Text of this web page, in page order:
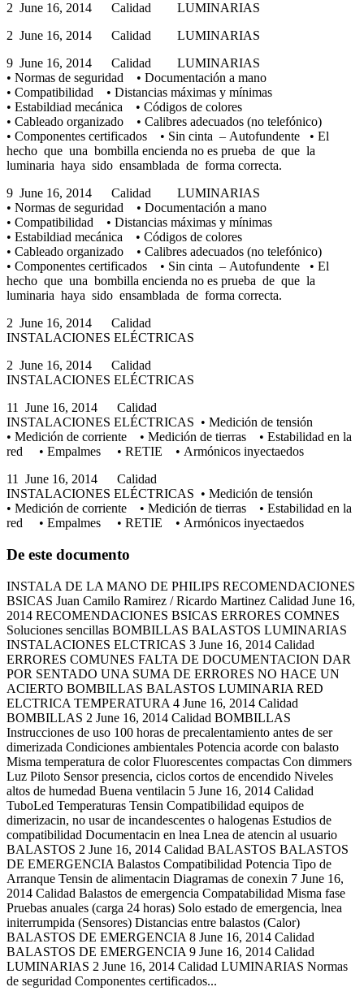
2 June 16, 2014 Calidad LUMINARIAS
2 June 16, 2014 Calidad LUMINARIAS
9 June 16, 2014 Calidad LUMINARIAS
• Normas de seguridad • Documentación a mano
• Compatibilidad • Distancias máximas y mínimas
• Estabildiad mecánica • Códigos de colores
• Cableado organizado • Calibres adecuados (no telefónico)
• Componentes certificados • Sin cinta – Autofundente • El
hecho que una bombilla encienda no es prueba de que la
luminaria haya sido ensamblada de forma correcta.
9 June 16, 2014 Calidad LUMINARIAS
• Normas de seguridad • Documentación a mano
• Compatibilidad • Distancias máximas y mínimas
• Estabildiad mecánica • Códigos de colores
• Cableado organizado • Calibres adecuados (no telefónico)
• Componentes certificados • Sin cinta – Autofundente • El
hecho que una bombilla encienda no es prueba de que la
luminaria haya sido ensamblada de forma correcta.
2 June 16, 2014 Calidad
INSTALACIONES ELÉCTRICAS
2 June 16, 2014 Calidad
INSTALACIONES ELÉCTRICAS
11 June 16, 2014 Calidad
INSTALACIONES ELÉCTRICAS • Medición de tensión
• Medición de corriente • Medición de tierras • Estabilidad en la
red • Empalmes • RETIE • Armónicos inyectaedos
11 June 16, 2014 Calidad
INSTALACIONES ELÉCTRICAS • Medición de tensión
• Medición de corriente • Medición de tierras • Estabilidad en la
red • Empalmes • RETIE • Armónicos inyectaedos
De este documento
INSTALA DE LA MANO DE PHILIPS RECOMENDACIONES
BSICAS Juan Camilo Ramirez / Ricardo Martinez Calidad June 16,
2014 RECOMENDACIONES BSICAS ERRORES COMNES
Soluciones sencillas BOMBILLAS BALASTOS LUMINARIAS
INSTALACIONES ELCTRICAS 3 June 16, 2014 Calidad
ERRORES COMUNES FALTA DE DOCUMENTACION DAR
POR SENTADO UNA SUMA DE ERRORES NO HACE UN
ACIERTO BOMBILLAS BALASTOS LUMINARIA RED
ELCTRICA TEMPERATURA 4 June 16, 2014 Calidad
BOMBILLAS 2 June 16, 2014 Calidad BOMBILLAS
Instrucciones de uso 100 horas de precalentamiento antes de ser
dimerizada Condiciones ambientales Potencia acorde con balasto
Misma temperatura de color Fluorescentes compactas Con dimmers
Luz Piloto Sensor presencia, ciclos cortos de encendido Niveles
altos de humedad Buena ventilacin 5 June 16, 2014 Calidad
TuboLed Temperaturas Tensin Compatibilidad equipos de
dimerizacin, no usar de incandescentes o halogenas Estudios de
compatibilidad Documentacin en lnea Lnea de atencin al usuario
BALASTOS 2 June 16, 2014 Calidad BALASTOS BALASTOS
DE EMERGENCIA Balastos Compatibilidad Potencia Tipo de
Arranque Tensin de alimentacin Diagramas de conexin 7 June 16,
2014 Calidad Balastos de emergencia Compatabilidad Misma fase
Pruebas anuales (carga 24 horas) Solo estado de emergencia, lnea
initerrumpida (Sensores) Distancias entre balastos (Calor)
BALASTOS DE EMERGENCIA 8 June 16, 2014 Calidad
BALASTOS DE EMERGENCIA 9 June 16, 2014 Calidad
LUMINARIAS 2 June 16, 2014 Calidad LUMINARIAS Normas
de seguridad Componentes certificados...